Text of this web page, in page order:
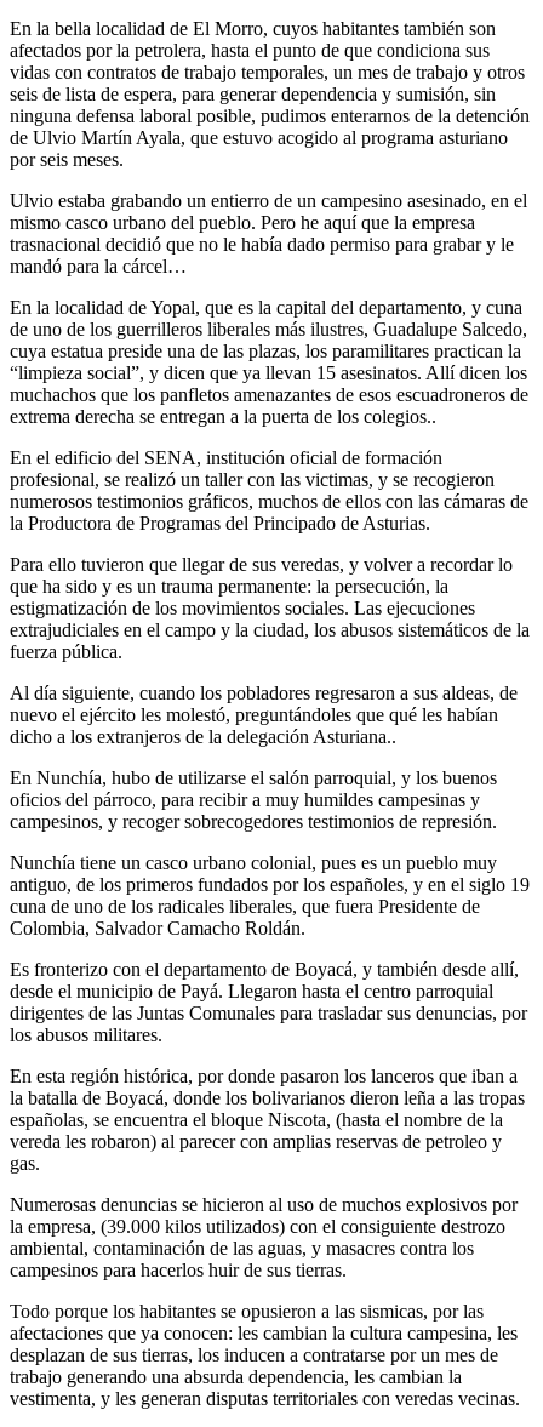
En la bella localidad de El Morro, cuyos habitantes también son
afectados por la petrolera, hasta el punto de que condiciona sus
vidas con contratos de trabajo temporales, un mes de trabajo y otros
seis de lista de espera, para generar dependencia y sumisión, sin
ninguna defensa laboral posible, pudimos enterarnos de la detención
de Ulvio Martín Ayala, que estuvo acogido al programa asturiano
por seis meses.
Ulvio estaba grabando un entierro de un campesino asesinado, en el
mismo casco urbano del pueblo. Pero he aquí que la empresa
trasnacional decidió que no le había dado permiso para grabar y le
mandó para la cárcel…
En la localidad de Yopal, que es la capital del departamento, y cuna
de uno de los guerrilleros liberales más ilustres, Guadalupe Salcedo,
cuya estatua preside una de las plazas, los paramilitares practican la
“limpieza social”, y dicen que ya llevan 15 asesinatos. Allí dicen los
muchachos que los panfletos amenazantes de esos escuadroneros de
extrema derecha se entregan a la puerta de los colegios..
En el edificio del SENA, institución oficial de formación
profesional, se realizó un taller con las victimas, y se recogieron
numerosos testimonios gráficos, muchos de ellos con las cámaras de
la Productora de Programas del Principado de Asturias.
Para ello tuvieron que llegar de sus veredas, y volver a recordar lo
que ha sido y es un trauma permanente: la persecución, la
estigmatización de los movimientos sociales. Las ejecuciones
extrajudiciales en el campo y la ciudad, los abusos sistemáticos de la
fuerza pública.
Al día siguiente, cuando los pobladores regresaron a sus aldeas, de
nuevo el ejército les molestó, preguntándoles que qué les habían
dicho a los extranjeros de la delegación Asturiana..
En Nunchía, hubo de utilizarse el salón parroquial, y los buenos
oficios del párroco, para recibir a muy humildes campesinas y
campesinos, y recoger sobrecogedores testimonios de represión.
Nunchía tiene un casco urbano colonial, pues es un pueblo muy
antiguo, de los primeros fundados por los españoles, y en el siglo 19
cuna de uno de los radicales liberales, que fuera Presidente de
Colombia, Salvador Camacho Roldán.
Es fronterizo con el departamento de Boyacá, y también desde allí,
desde el municipio de Payá. Llegaron hasta el centro parroquial
dirigentes de las Juntas Comunales para trasladar sus denuncias, por
los abusos militares.
En esta región histórica, por donde pasaron los lanceros que iban a
la batalla de Boyacá, donde los bolivarianos dieron leña a las tropas
españolas, se encuentra el bloque Niscota, (hasta el nombre de la
vereda les robaron) al parecer con amplias reservas de petroleo y
gas.
Numerosas denuncias se hicieron al uso de muchos explosivos por
la empresa, (39.000 kilos utilizados) con el consiguiente destrozo
ambiental, contaminación de las aguas, y masacres contra los
campesinos para hacerlos huir de sus tierras.
Todo porque los habitantes se opusieron a las sismicas, por las
afectaciones que ya conocen: les cambian la cultura campesina, les
desplazan de sus tierras, los inducen a contratarse por un mes de
trabajo generando una absurda dependencia, les cambian la
vestimenta, y les generan disputas territoriales con veredas vecinas.